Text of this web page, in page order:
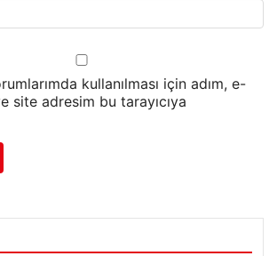
kullanılması için adım, e-
site adresim bu tarayıcıya